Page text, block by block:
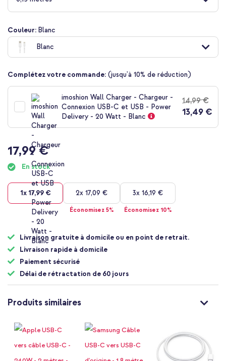
de
Galerie
d’images
Couleur: Blanc
Blanc
Complétez votre commande: (jusqu'à 10% de réduction)
imoshion Wall Charger - Chargeur -
Connexion USB-C et USB - Power
Delivery - 20 Watt - Blanc
14,99 €
13,49 €
17,99 €
En stock
1x 17,99 € 2x 17,09 €
Économisez 5%
3x 16,19 €
Économisez 10%
Livraison gratuite à domicile ou en point de retrait.
Livraison rapide à domicile
Paiement sécurisé
Délai de rétractation de 60 jours
Produits similaires